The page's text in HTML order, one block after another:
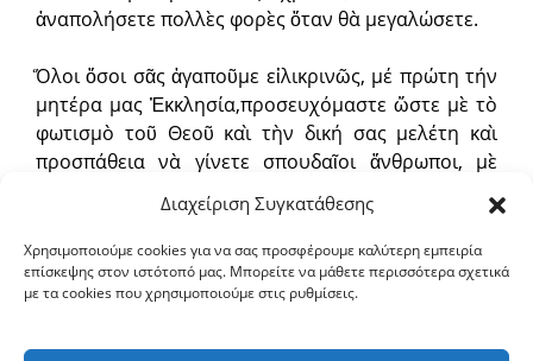
Διαχείριση Συγκατάθεσης
Χρησιμοποιούμε cookies για να σας προσφέρουμε καλύτερη εμπειρία
επίσκεψης στον ιστότοπό μας. Μπορείτε να μάθετε περισσότερα σχετικά
με τα cookies που χρησιμοποιούμε στις ρυθμίσεις.
ἀναπολήσετε πολλὲς φορὲς ὅταν θὰ μεγαλώσετε.
Ὅλοι ὅσοι σᾶς ἀγαποῦμε εἰλικρινῶς, μέ πρώτη τήν
μητέρα μας Ἐκκλησία,προσευχόμαστε ὥστε μὲ τὸ
φωτισμὸ τοῦ Θεοῦ καὶ τὴν δική σας μελέτη καὶ
προσπάθεια νὰ γίνετε σπουδαῖοι ἄνθρωποι, μὲ
ἦθος καί δεξιότητες ὥστε νὰ μπορέσετε μέ
ἐπιτυχία νὰ οἰκοδομήσετε ἕνα λαμπρὸ μέλλον γιὰ
τήν κοινωνία καί τήν πατρίδα μας.
Καλὴ σχολικὴ χρονιὰ! Ὁ Θεὸς μαζί σας!